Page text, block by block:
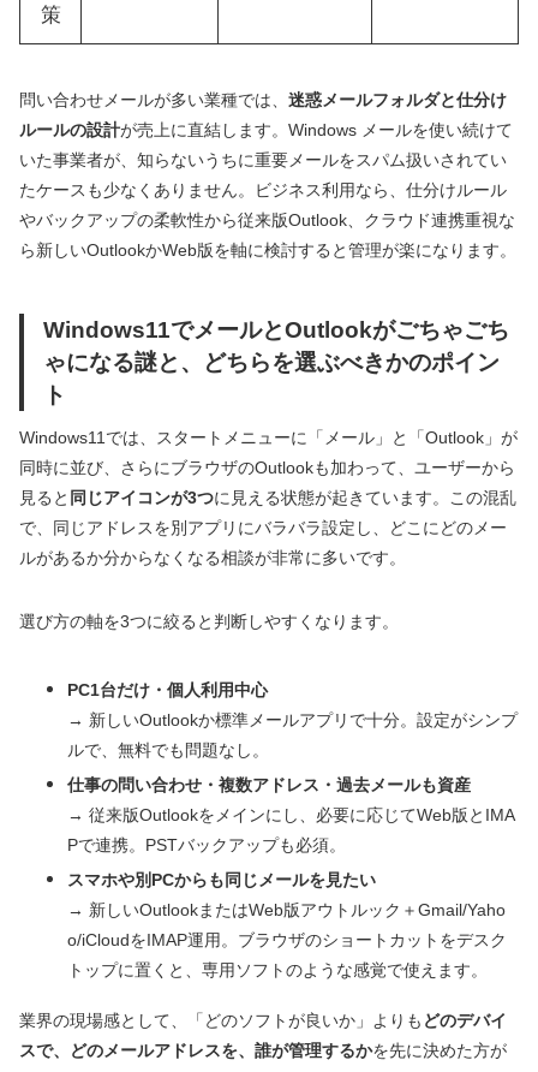
策
問い合わせメールが多い業種では、 迷惑メールフォルダと仕分け
ルールの設計が売上に直結します。Windows メールを使い続けて
いた事業者が、知らないうちに重要メールをスパム扱いされてい
たケースも少なくありません。ビジネス利用なら、仕分けルール
やバックアップの柔軟性から従来版Outlook、クラウド連携重視な
ら新しいOutlookかWeb版を軸に検討すると管理が楽になります。
Windows11でメールとOutlookがごちゃごち
ゃになる謎と、どちらを選ぶべきかのポイン
ト
Windows11では、スタートメニューに「メール」と「Outlook」が
同時に並び、さらにブラウザのOutlookも加わって、ユーザーから
見ると 同じアイコンが3つに見える状態が起きています。この混乱
で、同じアドレスを別アプリにバラバラ設定し、どこにどのメー
ルがあるか分からなくなる相談が非常に多いです。
選び方の軸を3つに絞ると判断しやすくなります。
PC1台だけ・個人利用中心
→ 新しいOutlookか標準メールアプリで十分。設定がシンプ
ルで、無料でも問題なし。
仕事の問い合わせ・複数アドレス・過去メールも資産
→ 従来版Outlookをメインにし、必要に応じてWeb版とIMA
Pで連携。PSTバックアップも必須。
スマホや別PCからも同じメールを見たい
→ 新しいOutlookまたはWeb版アウトルック＋Gmail/Yaho
o/iCloudをIMAP運用。ブラウザのショートカットをデスク
トップに置くと、専用ソフトのような感覚で使えます。
業界の現場感として、「どのソフトが良いか」よりも どのデバイ
スで、どのメールアドレスを、誰が管理するかを先に決めた方が